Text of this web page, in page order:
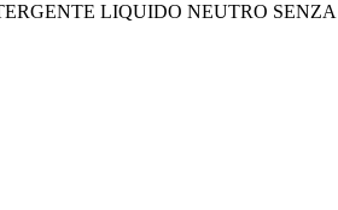
LIQUIDO NEUTRO